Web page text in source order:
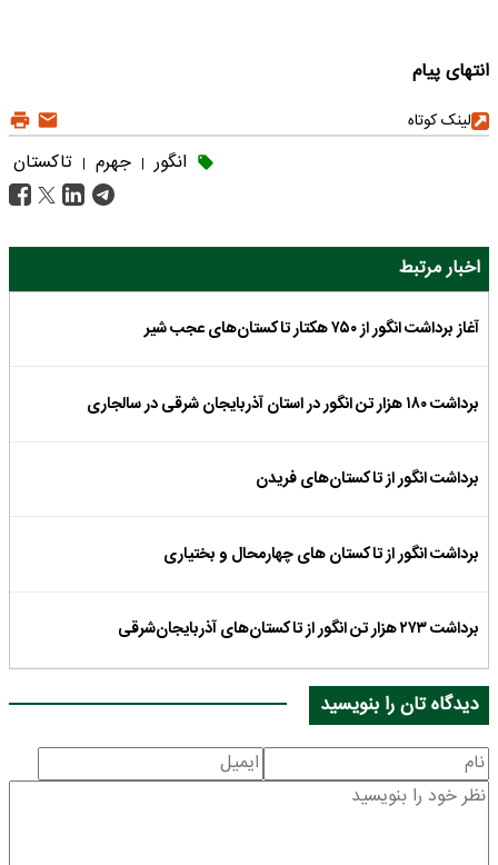
انتهای پیام
لینک کوتاه
انگور | جهرم | تاکستان
اخبار مرتبط
آغاز برداشت انگور از ۷۵۰ هکتار تاکستان‌های عجب ‌شیر
برداشت ۱۸۰ هزار تن انگور در استان آذربایجان شرقی در سالجاری
برداشت انگور از تاکستان‌های فریدن
برداشت انگور از تاکستان های چهارمحال و بختیاری
برداشت ۲۷۳ هزار تن انگور از تاکستان‌های آذربایجان‌شرقی
دیدگاه تان را بنویسید